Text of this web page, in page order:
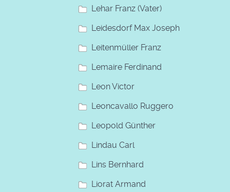
Lehar Franz (Vater)
Leidesdorf Max Joseph
Leitenmüller Franz
Lemaire Ferdinand
Leon Victor
Leoncavallo Ruggero
Leopold Günther
Lindau Carl
Lins Bernhard
Liorat Armand